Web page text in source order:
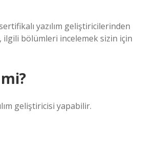
yazılım geliştiricilerinden
ilgili bölümleri incelemek sizin için
geliştiricisi yapabilir.